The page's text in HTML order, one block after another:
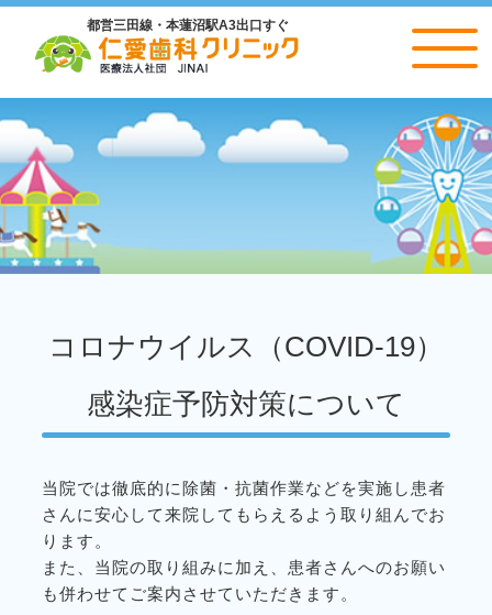
都営三田線・本蓮沼駅A3出口すぐ
仁愛歯科クリニック
コロナウイルス（COVID-19）
感染症予防対策について
当院では徹底的に除菌・抗菌作業などを実施し患者
さんに安心して来院してもらえるよう取り組んでお
ります。
また、当院の取り組みに加え、患者さんへのお願い
も併わせてご案内させていただきます。